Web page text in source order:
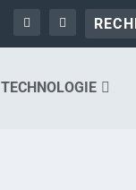
TECHNOLOGIE